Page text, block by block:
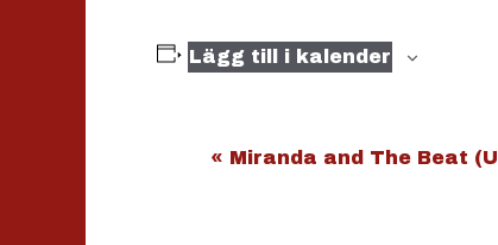
Lägg till i kalender
« Miranda and The Beat